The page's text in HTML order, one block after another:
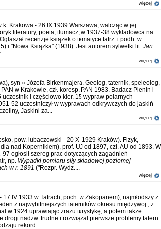
więcej
k. Krakowa - 26 IX 1939 Warszawa, walcząc w jej
literatury, poeta, tłumacz, w 1937-38 wykładowca na
recenzje książek o tematyce tatrz. i podh. w
i "Nowa Książka" (1938). Jest autorem sylwetki lit. Jan
więcej
syn » Józefa Birkenmajera. Geolog, taternik, speleolog,
w Krakowie, czł. koresp. PAN 1983. Badacz Pienin i
i częściowo kier. 15 wypraw polarnych
52 uczestniczył w wyprawach odkrywczych do jaskiń
Jaskini za...
więcej
pow. lubaczowski - 20 XI 1929 Kraków). Fizyk,
nad Kopernikiem), prof. UJ od 1897, czł. AU od 1893. W
ogłosił szereg prac dotyczących zagadnień
np. Wypadki pomiaru siły składowej poziomej
w r. 1891 ("Rozpr. Wydz....
więcej
17 IV 1933 w Tatrach, poch. w Zakopanem), najmłodszy z
z najwybitniejszych taterników okresu międzywoj., z
w 1924 uprawiając zrazu turystykę, a potem także
drogi nadzw. trudne i rozwiązał pierwsze problemy tatern.
rekord...